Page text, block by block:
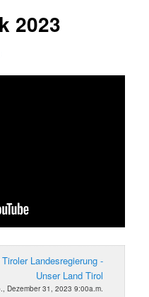
2023
Landesregierung -
Unser Land Tirol
Dezember 31, 2023 9:00a.m.